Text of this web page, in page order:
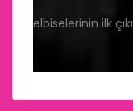
elbiselerinin ilk